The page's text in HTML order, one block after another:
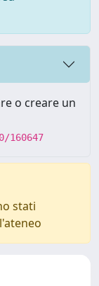
o creare un
160647
stati